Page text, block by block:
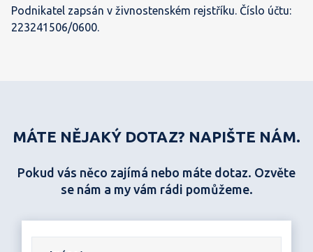
Podnikatel zapsán v živnostenském rejstříku. Číslo účtu:
223241506/0600.
MÁTE NĚJAKÝ DOTAZ? NAPIŠTE NÁM.
Pokud vás něco zajímá nebo máte dotaz. Ozvěte
se nám a my vám rádi pomůžeme.